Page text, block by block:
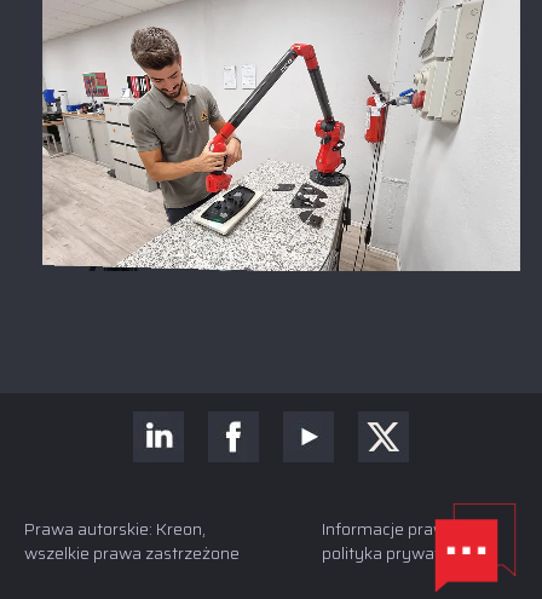
Prawa autorskie: Kreon,
wszelkie prawa zastrzeżone
Informacje prawne i
polityka prywatności